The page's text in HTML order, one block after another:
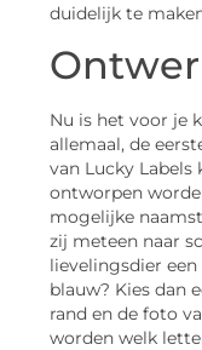
duidelijk te
Nu is het voor je
allemaal, de
van Lucky Labels
ontworpen
mogelijke
zij meteen naar
lievelingsdier
blauw? Kies dan
rand en de foto
worden welk